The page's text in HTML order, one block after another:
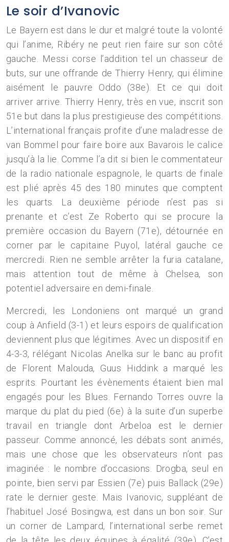
Le soir d’Ivanovic
Le Bayern est dans le dur et malgré toute la volonté
qui l’anime, Ribéry ne peut rien faire sur son côté
gauche. Messi corse l’addition tel un chasseur de
buts, sur une offrande de Thierry Henry, qui élimine
aisément le pauvre Oddo (38e). Et ce qui doit
arriver arrive. Thierry Henry, très en vue, inscrit son
51e but dans la plus prestigieuse des compétitions.
L’international français profite d’une maladresse de
van Bommel pour faire boire aux Bavarois le calice
jusqu’à la lie. Comme l’a dit si bien le commentateur
de la radio nationale espagnole, le quarts de finale
est plié après 45 des 180 minutes que comptent
les quarts. La deuxième période n’est pas si
prenante et c’est Ze Roberto qui se procure la
première occasion du Bayern (71e), détournée en
corner par le capitaine Puyol, latéral gauche ce
mercredi. Rien ne semble arrêter la furia catalane,
mais attention tout de même à Chelsea, son
potentiel adversaire en demi-finale.
Mercredi, les Londoniens ont marqué un grand
coup à Anfield (3-1) et leurs espoirs de qualification
deviennent plus que légitimes. Avec un dispositif en
4-3-3, rélégant Nicolas Anelka sur le banc au profit
de Florent Malouda, Guus Hiddink a marqué les
esprits. Pourtant les évènements étaient bien mal
engagés pour les Blues. Fernando Torres ouvre la
marque du plat du pied (6e) à la suite d’un superbe
travail en triangle dont Arbeloa est le dernier
passeur. Comme annoncé, les débats sont animés,
mais une chose que les observateurs n’ont pas
imaginée : le nombre d’occasions. Drogba, seul en
pointe, bien servi par Essien (7e) puis Ballack (29e)
rate le dernier geste. Mais Ivanovic, suppléant de
l’habituel José Bosingwa, est dans un bon soir. Sur
un corner de Lampard, l’international serbe remet